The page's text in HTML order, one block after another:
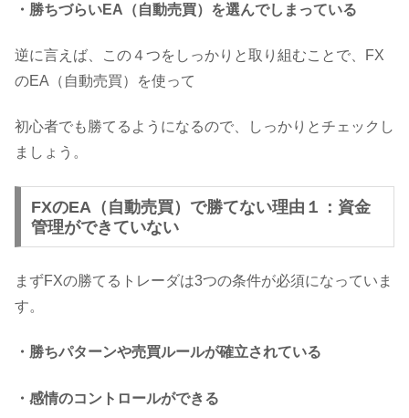
・勝ちづらいEA（自動売買）を選んでしまっている
逆に言えば、この４つをしっかりと取り組むことで、FX
のEA（自動売買）を使って
初心者でも勝てるようになるので、しっかりとチェックし
ましょう。
FXのEA（自動売買）で勝てない理由１：資金
管理ができていない
まずFXの勝てるトレーダは3つの条件が必須になっていま
す。
・勝ちパターンや売買ルールが確立されている
・感情のコントロールができる